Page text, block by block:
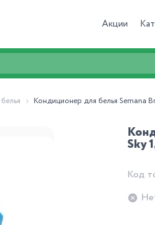
Акции
Кондиционер для белья Semana
Sky
Код